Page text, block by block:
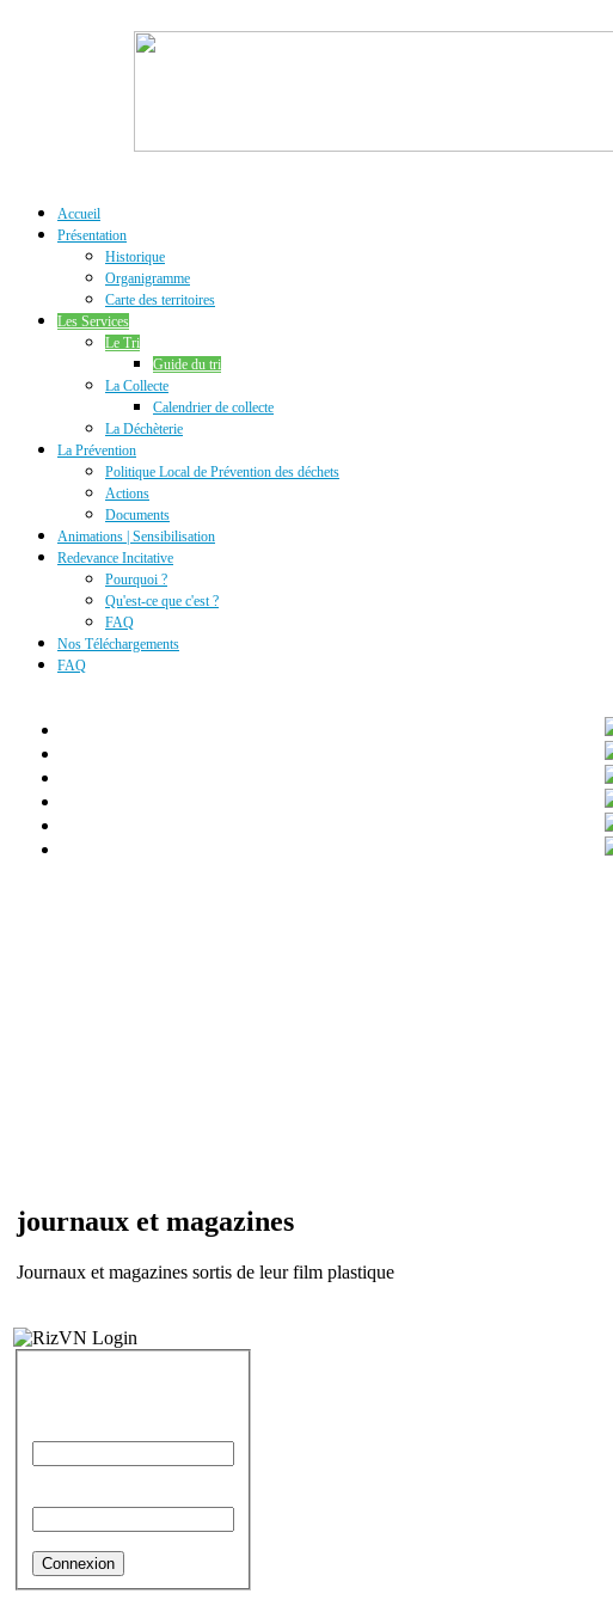
Accueil
Présentation
Historique
Organigramme
Carte des territoires
Les Services
Le Tri
Guide du tri
La Collecte
Calendrier de collecte
La Déchèterie
La Prévention
Politique Local de Prévention des déchets
Actions
Documents
Animations | Sensibilisation
Redevance Incitative
Pourquoi ?
Qu'est-ce que c'est ?
FAQ
Nos Téléchargements
FAQ
journaux et magazines
Journaux et magazines sortis de leur film plastique